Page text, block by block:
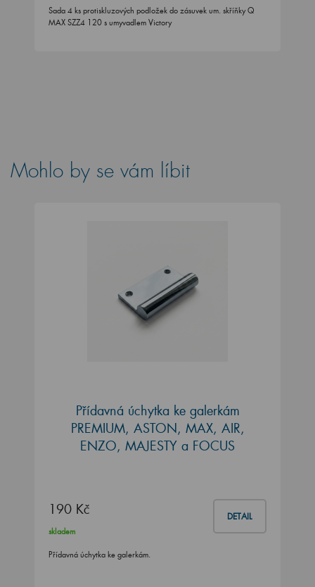
Sada 4 ks protiskluzových podložek do zásuvek um. skříňky Q
MAX SZZ4 120 s umyvadlem Victory
Mohlo by se vám líbit
Přídavná úchytka ke galerkám
PREMIUM, ASTON, MAX, AIR,
ENZO, MAJESTY a FOCUS
190 Kč DETAIL
skladem
Přídavná úchytka ke galerkám.